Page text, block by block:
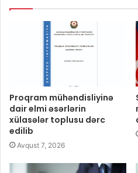
Proqram mühəndisliyinə
dair elmi əsərlərin
xülasələr toplusu dərc
edilib
Avqust 7, 2026